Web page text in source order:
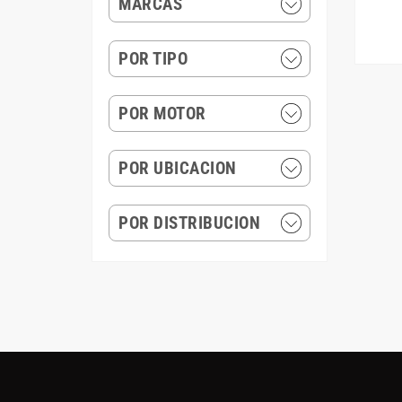
POR TIPO
POR MOTOR
POR UBICACION
POR DISTRIBUCION